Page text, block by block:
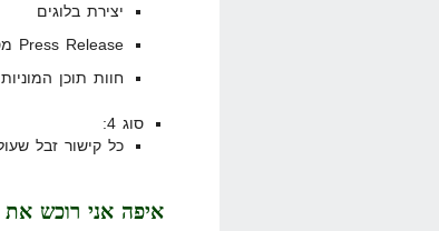
יצירת בלוגים
Press Release מסופנן
חוות תוכן המוניות
סוג 4:
כל קישור זבל
איפה אני רוכש את